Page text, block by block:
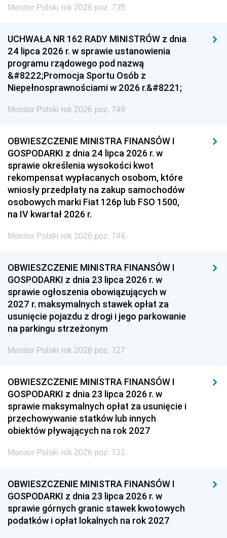
Monitor Polski rok 2026 poz. 735
UCHWAŁA NR 162 RADY MINISTRÓW z dnia
24 lipca 2026 r. w sprawie ustanowienia
programu rządowego pod nazwą
&#8222;Promocja Sportu Osób z
Niepełnosprawnościami w 2026 r.&#8221;
Monitor Polski rok 2026 poz. 749
OBWIESZCZENIE MINISTRA FINANSÓW I
GOSPODARKI z dnia 24 lipca 2026 r. w
sprawie określenia wysokości kwot
rekompensat wypłacanych osobom, które
wniosły przedpłaty na zakup samochodów
osobowych marki Fiat 126p lub FSO 1500,
na IV kwartał 2026 r.
Monitor Polski rok 2026 poz. 744
OBWIESZCZENIE MINISTRA FINANSÓW I
GOSPODARKI z dnia 23 lipca 2026 r. w
sprawie ogłoszenia obowiązujących w
2027 r. maksymalnych stawek opłat za
usunięcie pojazdu z drogi i jego parkowanie
na parkingu strzeżonym
Monitor Polski rok 2026 poz. 727
OBWIESZCZENIE MINISTRA FINANSÓW I
GOSPODARKI z dnia 23 lipca 2026 r. w
sprawie maksymalnych opłat za usunięcie i
przechowywanie statków lub innych
obiektów pływających na rok 2027
Monitor Polski rok 2026 poz. 731
OBWIESZCZENIE MINISTRA FINANSÓW I
GOSPODARKI z dnia 23 lipca 2026 r. w
sprawie górnych granic stawek kwotowych
podatków i opłat lokalnych na rok 2027